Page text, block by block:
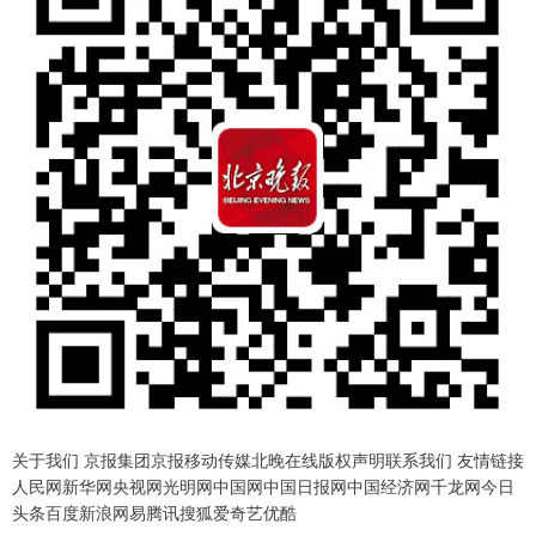
关于我们 京报集团京报移动传媒北晚在线版权声明联系我们 友情链接
人民网新华网央视网光明网中国网中国日报网中国经济网千龙网今日
头条百度新浪网易腾讯搜狐爱奇艺优酷